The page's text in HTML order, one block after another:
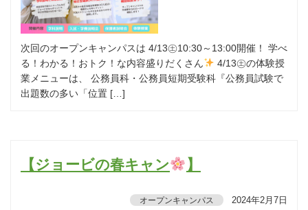
次回のオープンキャンパスは 4/13㊏10:30～13:00開催！ 学べ
る！わかる！おトク！な内容盛りだくさん
4/13㊏の体験授
業メニューは、 公務員科・公務員短期受験科『公務員試験で
出題数の多い「位置 […]
【ジョービの春キャン 】
オープンキャンパス 2024年2月7日